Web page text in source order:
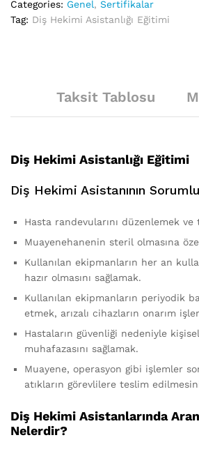
Categories: Genel, Sertifikalar
Tag: Diş Hekimi Asistanlığı Eğitimi
Taksit Tablosu
Diş Hekimi Asistanlığı Eğitimi
Diş Hekimi Asistanının
Hasta randevularını düzenlemek
Muayenehanenin steril olmasına
Kullanılan ekipmanların her an
hazır olmasını sağlamak.
Kullanılan ekipmanların periyodik
etmek, arızalı cihazların onarım
Hastaların güvenliği nedeniyle
muhafazasını sağlamak.
Muayene, operasyon gibi işlemler
atıkların görevlilere teslim
Diş Hekimi Asistanlarında
Nelerdir?